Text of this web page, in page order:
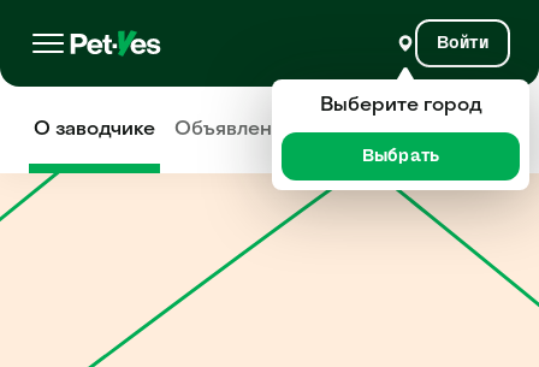
Войти
О заводчике Объявления Отзывы
Выберите город
Выбрать